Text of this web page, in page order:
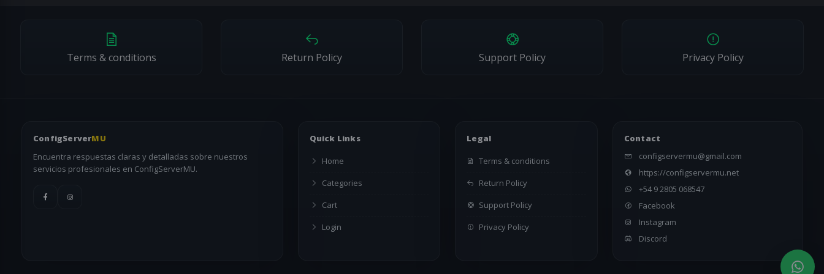
Terms & conditions Return Policy Support Policy Privacy Policy
ConfigServerMU
Encuentra respuestas claras y detalladas sobre nuestros
servicios profesionales en ConfigServerMU.
Quick Links
Home
Categories
Cart
Login
Legal
Terms & conditions
Return Policy
Support Policy
Privacy Policy
Contact
configservermu@gmail.com
https://configservermu.net
+54 9 2805 068547
Facebook
Instagram
Discord